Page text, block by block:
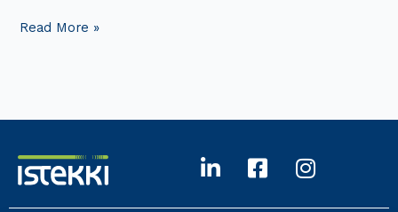
Read More »